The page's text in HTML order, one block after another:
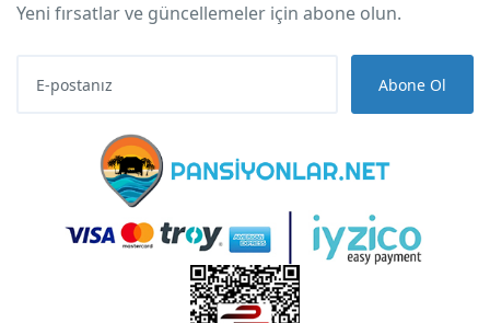
Yeni fırsatlar ve güncellemeler için abone olun.
Abone Ol